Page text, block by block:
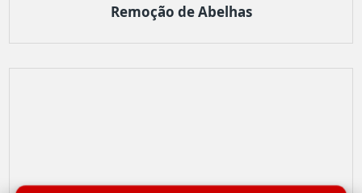
Remoção de Abelhas